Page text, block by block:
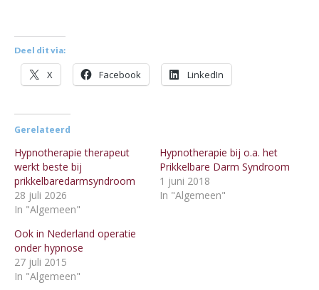
Deel dit via:
X Facebook LinkedIn
Gerelateerd
Hypnotherapie therapeut
werkt beste bij
prikkelbaredarmsyndroom
28 juli 2026
In "Algemeen"
Hypnotherapie bij o.a. het
Prikkelbare Darm Syndroom
1 juni 2018
In "Algemeen"
Ook in Nederland operatie
onder hypnose
27 juli 2015
In "Algemeen"